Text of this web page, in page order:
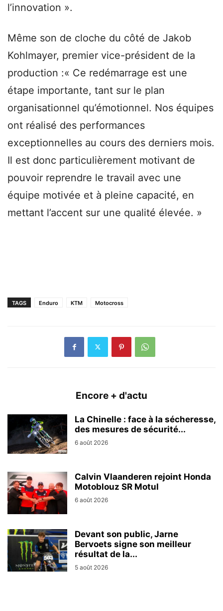
l’innovation ».
Même son de cloche du côté de Jakob
Kohlmayer, premier vice-président de la
production :« Ce redémarrage est une
étape importante, tant sur le plan
organisationnel qu’émotionnel. Nos équipes
ont réalisé des performances
exceptionnelles au cours des derniers mois.
Il est donc particulièrement motivant de
pouvoir reprendre le travail avec une
équipe motivée et à pleine capacité, en
mettant l’accent sur une qualité élevée. »
TAGS Enduro KTM Motocross
Encore + d'actu
La Chinelle : face à la sécheresse,
des mesures de sécurité...
6 août 2026
Calvin Vlaanderen rejoint Honda
Motoblouz SR Motul
6 août 2026
Devant son public, Jarne
Bervoets signe son meilleur
résultat de la...
5 août 2026